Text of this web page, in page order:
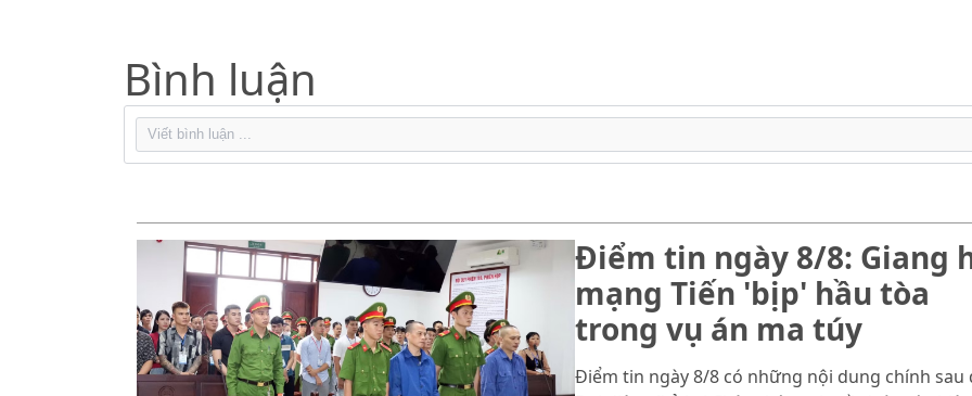
Bình luận
Điểm tin ngày 8/8: Giang
mạng Tiến 'bịp' hầu tòa
trong vụ án ma túy
Điểm tin ngày 8/8 có những nội dung chính sau